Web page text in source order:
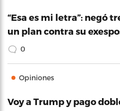
“Esa es mi letra”: negó
un plan contra su
0
Opiniones
Voy a Trump y pago